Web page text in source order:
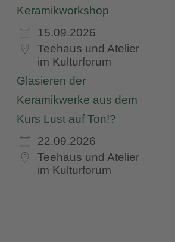
Keramikworkshop
15.09.2026
Teehaus und Atelier
im Kulturforum
Glasieren der
Keramikwerke aus dem
Kurs Lust auf Ton!?
22.09.2026
Teehaus und Atelier
im Kulturforum